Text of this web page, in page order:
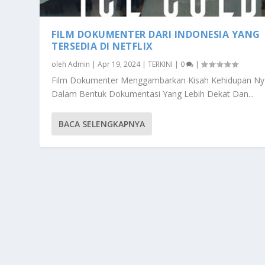
FILM DOKUMENTER DARI INDONESIA YANG
TERSEDIA DI NETFLIX
olehAdmin |Apr 19, 2024|TERKINI | 0 |
Film Dokumenter Menggambarkan Kisah Kehidupan
Dalam Bentuk Dokumentasi Yang Lebih Dekat Dan...
BACA SELENGKAPNYA